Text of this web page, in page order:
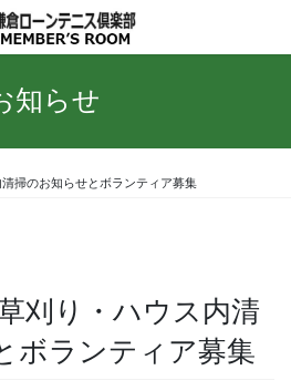
知らせ
掃のお知らせとボランティア募集
刈り・ハウス内清
ボランティア募集